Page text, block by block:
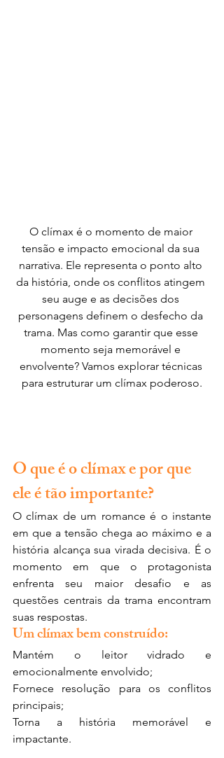
O clímax é o momento de maior
tensão e impacto emocional da sua
narrativa. Ele representa o ponto alto
da história, onde os conflitos atingem
seu auge e as decisões dos
personagens definem o desfecho da
trama. Mas como garantir que esse
momento seja memorável e
envolvente? Vamos explorar técnicas
para estruturar um clímax poderoso.
O que é o clímax e por que
ele é tão importante?
O clímax de um romance é o instante
em que a tensão chega ao máximo e a
história alcança sua virada decisiva. É o
momento em que o protagonista
enfrenta seu maior desafio e as
questões centrais da trama encontram
suas respostas.
Um clímax bem construído:
Mantém o leitor vidrado e
emocionalmente envolvido;
Fornece resolução para os conflitos
principais;
Torna a história memorável e
impactante.